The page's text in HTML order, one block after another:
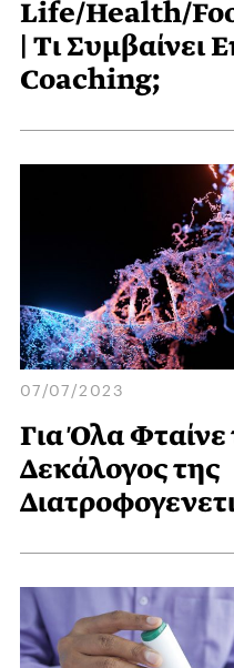
Life/Health/
| Τι Συμβαίνει
Coaching;
07/07/2023
Για Όλα Φταίνε
Δεκάλογος της